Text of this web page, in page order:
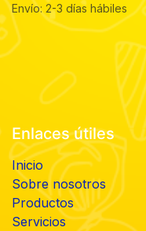
Envío: 2-3 días hábiles
Enlaces útiles
Inicio
Sobre nosotros
Productos
Servicios